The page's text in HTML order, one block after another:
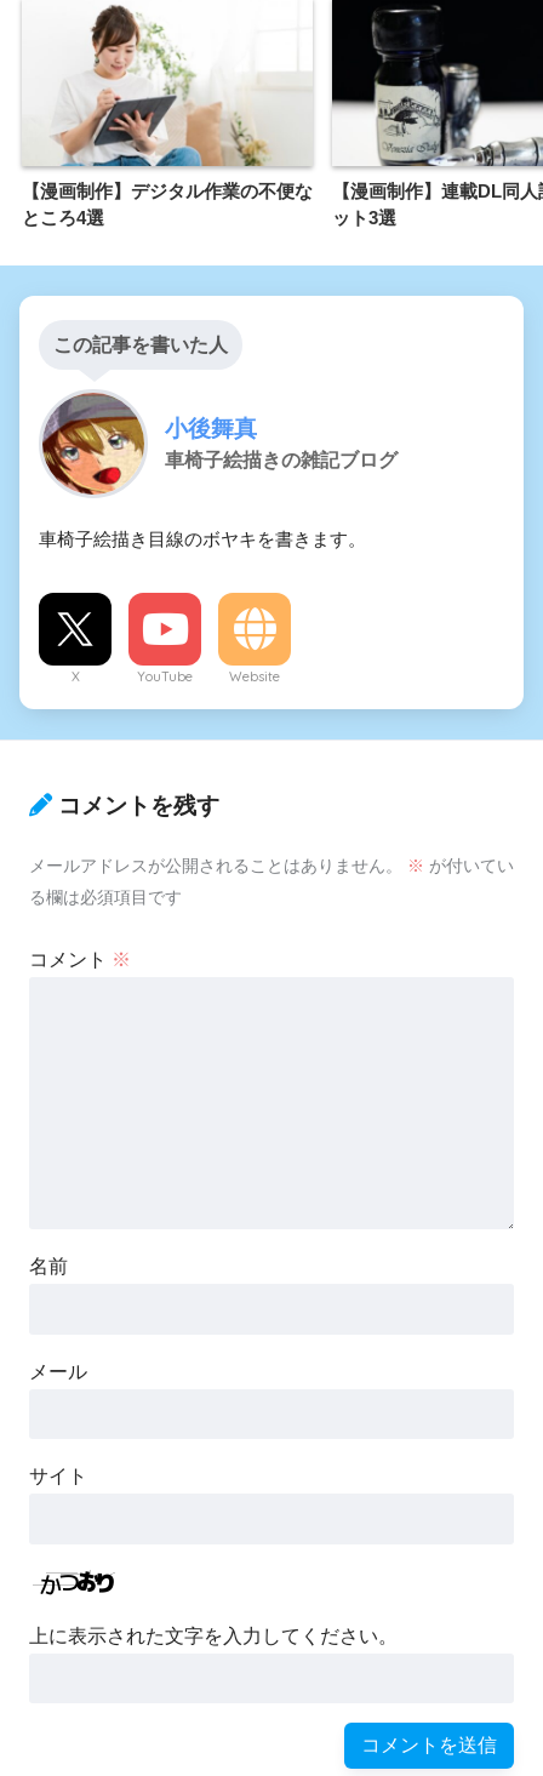
【漫画制作】デジタル作業の不便な
ところ4選
【漫画制作】連載DL同
ット3選
この記事を書いた人
小後舞真
車椅子絵描きの雑記ブログ
車椅子絵描き目線のボヤキを書きます。
X YouTube Website
コメントを残す
メールアドレスが公開されることはありません。 ※ が付いてい
る欄は必須項目です
コメント ※
名前
メール
サイト
上に表示された文字を入力してください。